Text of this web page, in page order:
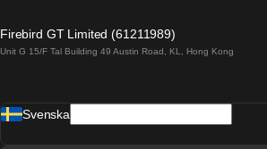
Tåg från Barcelona till Madrid
Firebird GT Limited (61211989)
Unit G 15/F Tal Building 49 Austin Road, KL, Hong Kong
Svenska